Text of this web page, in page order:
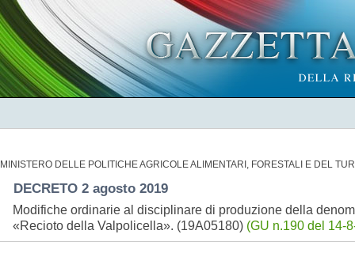
MINISTERO DELLE POLITICHE AGRICOLE ALIMENTARI, FORESTALI E DEL
DECRETO 2 agosto 2019
Modifiche ordinarie al disciplinare di produzione della
«Recioto della Valpolicella». (19A05180) (GU n.190 del 14-